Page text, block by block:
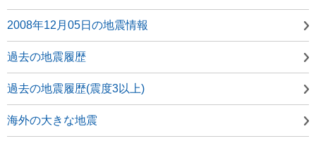
2008年12月05日の地震情報
過去の地震履歴
過去の地震履歴(震度3以上)
海外の大きな地震